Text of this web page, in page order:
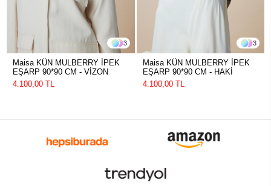
3
Maisa KÜN MULBERRY İPEK
EŞARP 90*90 CM - VİZON
4.100,00 TL
3
Maisa KÜN MULBERRY İPEK
EŞARP 90*90 CM - HAKİ
4.100,00 TL